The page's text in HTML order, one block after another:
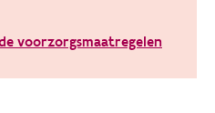
voorzorgsmaatregelen